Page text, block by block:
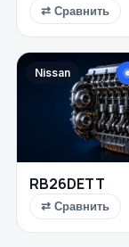
⇄ Сравнить
Nissan
RB26DETT
⇄ Сравнить